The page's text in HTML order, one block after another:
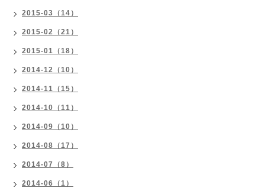
2015-03（14）
2015-02（21）
2015-01（18）
2014-12（10）
2014-11（15）
2014-10（11）
2014-09（10）
2014-08（17）
2014-07（8）
2014-06（1）